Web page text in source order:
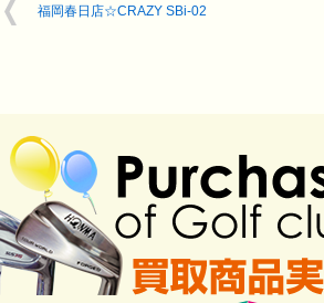
福岡春日店☆CRAZY SBi-02